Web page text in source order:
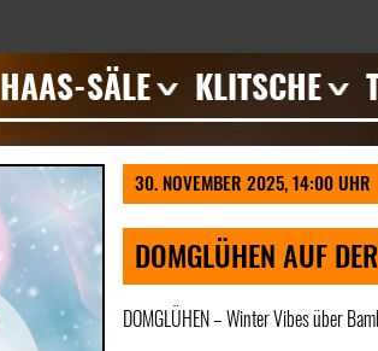
HAAS-SÄLE
Terrasse
Veranstaltungen
Impressionen
Geschichte
Mieten
KLITSCHE
Veranstaltungen
30. NOVEMBER 2025, 14:00 UHR
DOMGLÜHEN AUF
DOMGLÜHEN – Winter Vibes über